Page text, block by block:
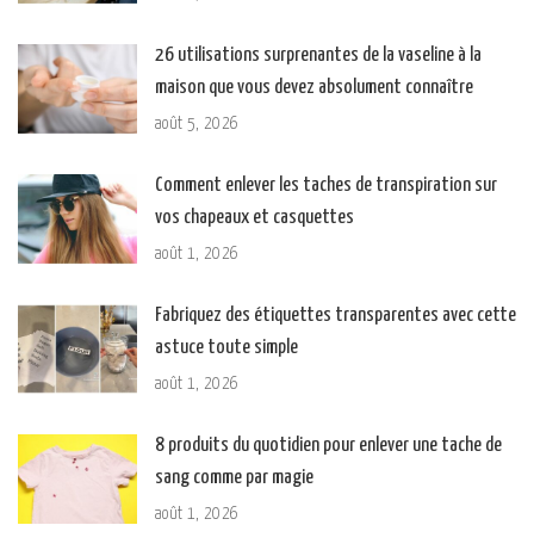
26 utilisations surprenantes de la vaseline à la
maison que vous devez absolument connaître
août 5, 2026
Comment enlever les taches de transpiration sur
vos chapeaux et casquettes
août 1, 2026
Fabriquez des étiquettes transparentes avec cette
astuce toute simple
août 1, 2026
8 produits du quotidien pour enlever une tache de
sang comme par magie
août 1, 2026